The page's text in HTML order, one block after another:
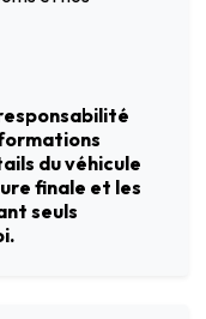
du véhicule
finale et les
seuls